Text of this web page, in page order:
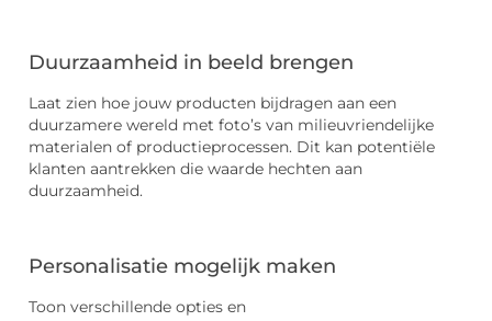
Duurzaamheid in beeld brengen
Laat zien hoe jouw producten bijdragen aan een
duurzamere wereld met foto’s van milieuvriendelijke
materialen of productieprocessen. Dit kan potentiële
klanten aantrekken die waarde hechten aan
duurzaamheid.
Personalisatie mogelijk maken
Toon verschillende opties en